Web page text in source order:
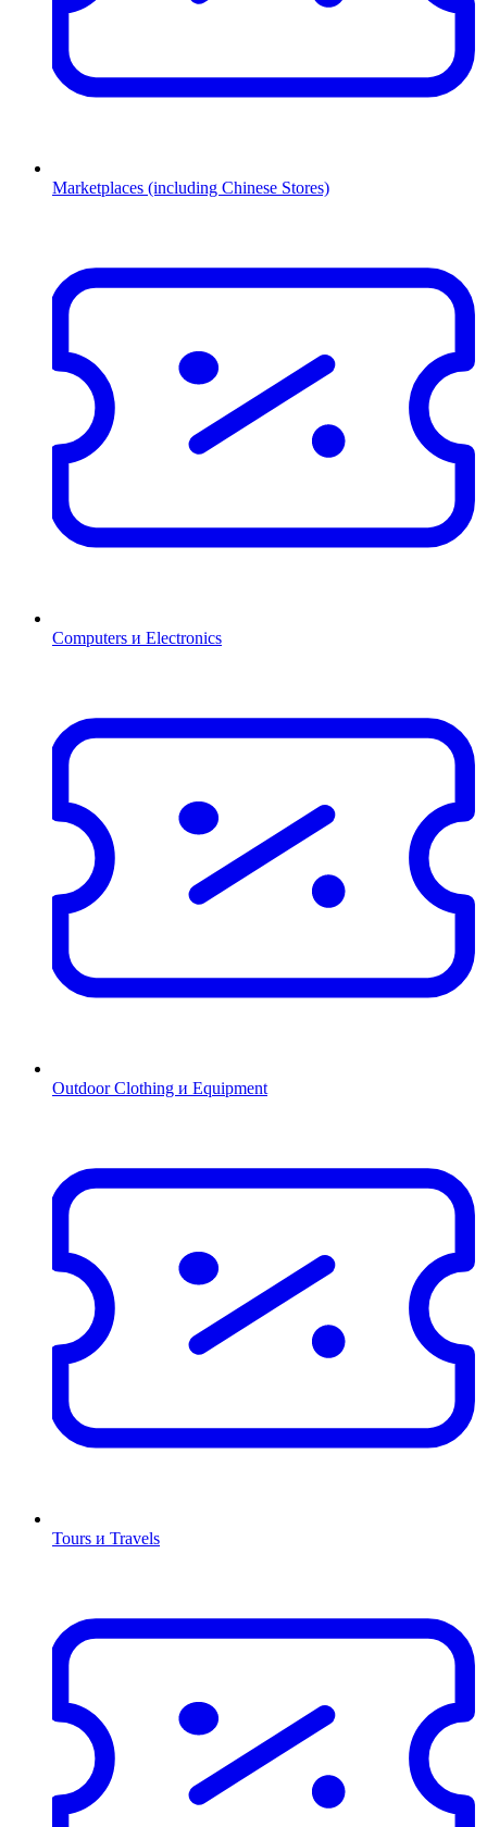
Marketplaces (including Chinese Stores)
Computers и Electronics
Outdoor Clothing и Equipment
Tours и Travels